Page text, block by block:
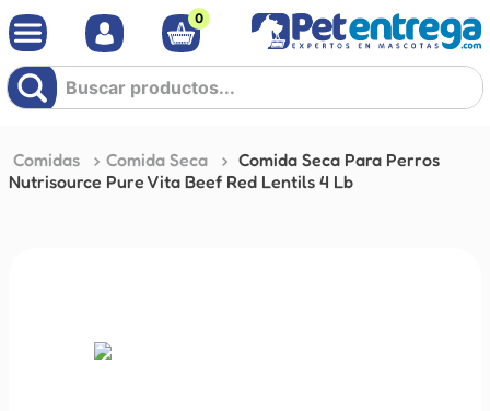
0
Buscar productos...
Comidas Comida Seca
Comida Seca Para Perros
Nutrisource Pure Vita Beef Red Lentils 4 Lb